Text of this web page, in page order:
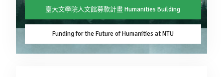
臺大文學院人文館募款計畫 Humanities Building
Funding for the Future of Humanities at NTU